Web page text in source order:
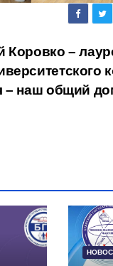
Коровко –
– наш общий